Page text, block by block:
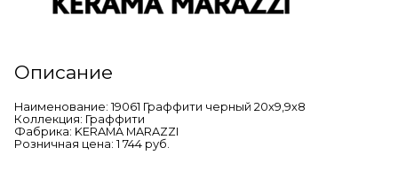
Описание
Наименование: 19061 Граффити черный 20x9,9x8
Коллекция: Граффити
Фабрика: KERAMA MARAZZI
Розничная цена: 1 744 руб.